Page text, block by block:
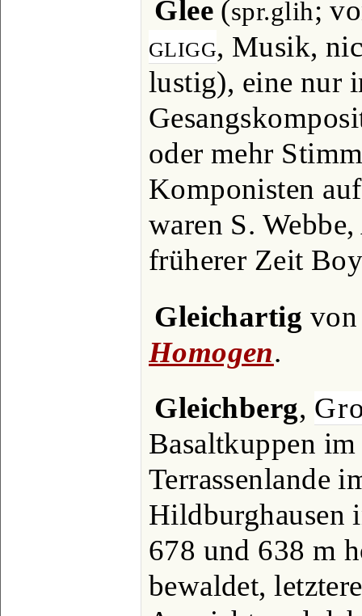
Glee (spr.glih;
gligg, Musik,
lustig), eine nur
oder mehr
Komponisten
waren S.
früherer Zeit
Gleichartig von
Homogen.
Gleichberg,
Basaltkuppen
Terrassenlande
Hildburghausen
678 und 638 m
bewaldet,